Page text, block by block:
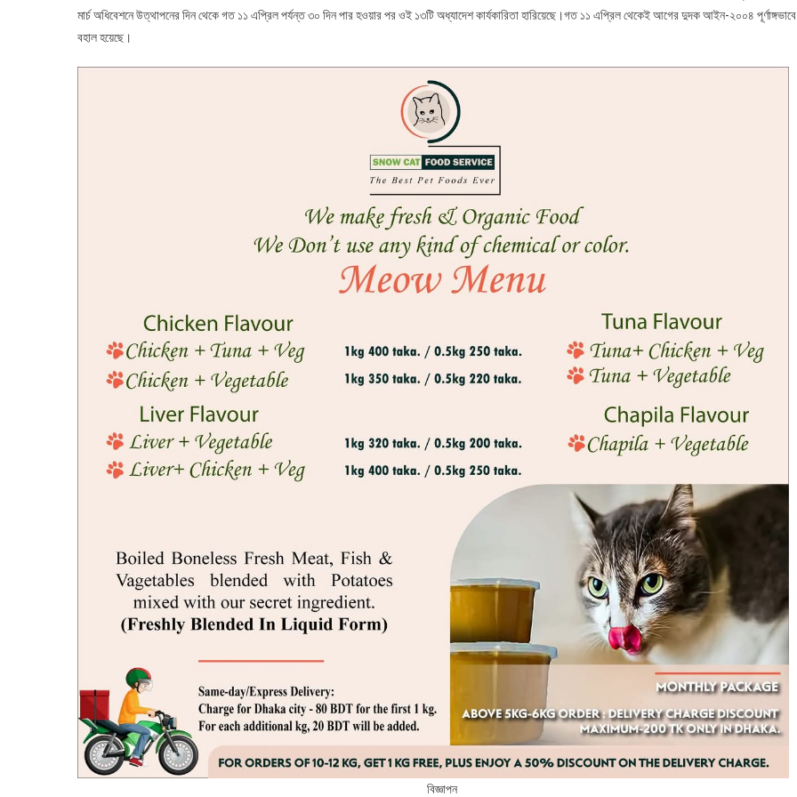
মার্চ অধিবেশনে উত্থাপনের দিন থেকে গত ১১ এপ্রিল পর্যন্ত ৩০ দিন পার হওয়ার পর ওই ১৩টি অধ্যাদেশ কার্যকারিতা হারিয়েছে।গত ১১ এপ্রিল থেকেই আগের দুদক আইন-২০০৪ পূর্ণাঙ্গভাবে
বহাল হয়েছে।
বিজ্ঞাপন